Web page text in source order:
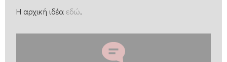
Η αρχική ιδέα εδώ.